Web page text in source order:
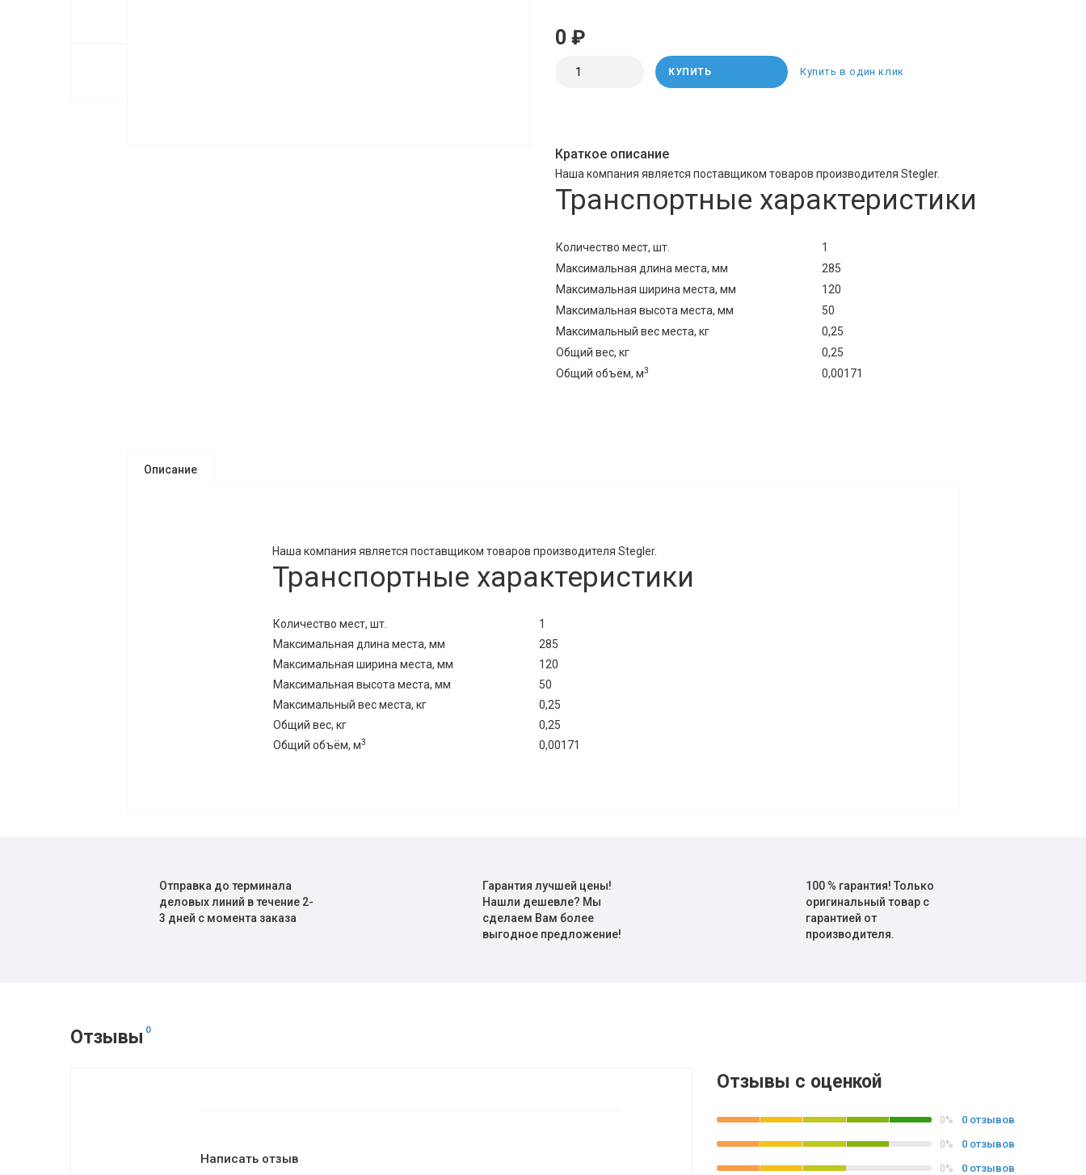
0 ₽
КУПИТЬ Купить в один клик
Краткое описание
Наша компания является поставщиком товаров производителя Stegler.
Транспортные характеристики
Количество мест, шт.
1
Максимальная длина места, мм
285
Максимальная ширина места, мм
120
Максимальная высота места, мм
50
Максимальный вес места, кг
0,25
Общий вес, кг
0,25
Общий объём, м3 0,00171
Описание
Наша компания является поставщиком товаров производителя Stegler.
Транспортные характеристики
Количество мест, шт.
1
Максимальная длина места, мм
285
Максимальная ширина места, мм
120
Максимальная высота места, мм
50
Максимальный вес места, кг
0,25
Общий вес, кг
0,25
Общий объём, м3 0,00171
Отправка до терминала
деловых линий в течение 2-
3 дней с момента заказа
Гарантия лучшей цены!
Нашли дешевле? Мы
сделаем Вам более
выгодное предложение!
100 % гарантия! Только
оригинальный товар с
гарантией от
производителя.
Отзывы 0
Написать отзыв
Отзывы с оценкой
0% 0 отзывов
0% 0 отзывов
0% 0 отзывов